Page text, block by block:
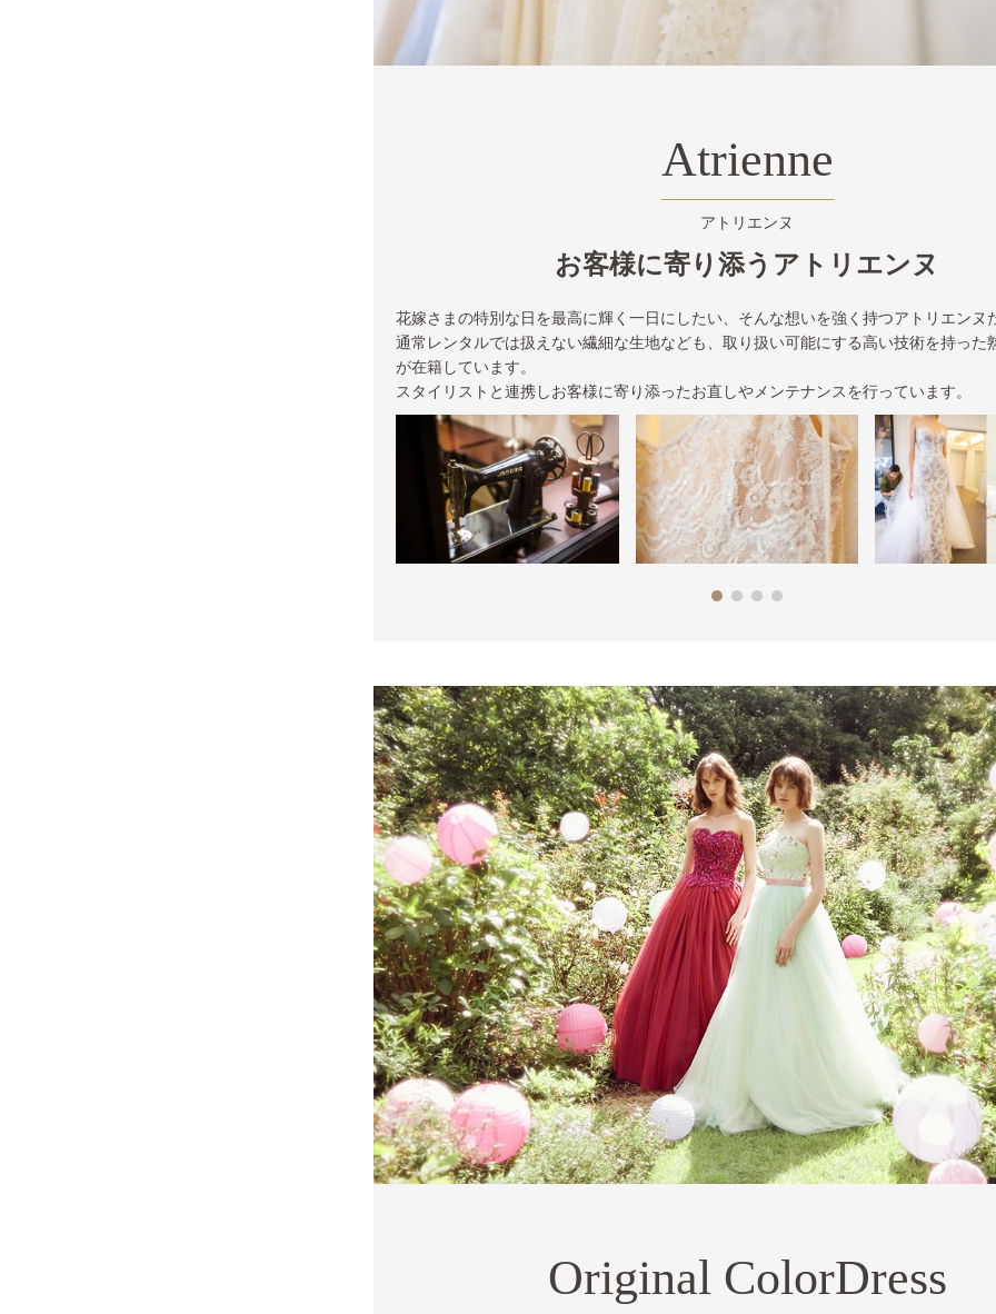
Atrienne
アトリエンヌ
お客様に寄り添うアトリエンヌ
花嫁さまの特別な日を最高に輝く一日にしたい、そんな想いを強く持つアトリエンヌ
通常レンタルでは扱えない繊細な生地なども、取り扱い可能にする高い技術を持った
が在籍しています。
スタイリストと連携しお客様に寄り添ったお直しやメンテナンスを行っています。
Original ColorDress